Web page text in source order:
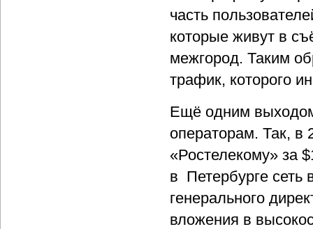
часть
которые живут в
межгород. Таким
трафик, которого
Ещё одним
операторам. Так, в
«Ростелекому» за
в Петербурге сеть
генерального
вложения в